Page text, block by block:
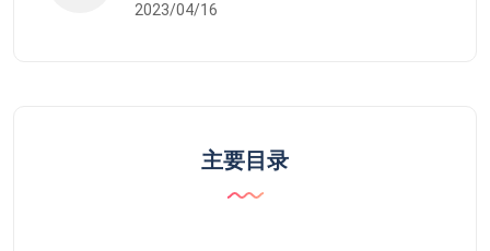
2023/04/16
主要目录